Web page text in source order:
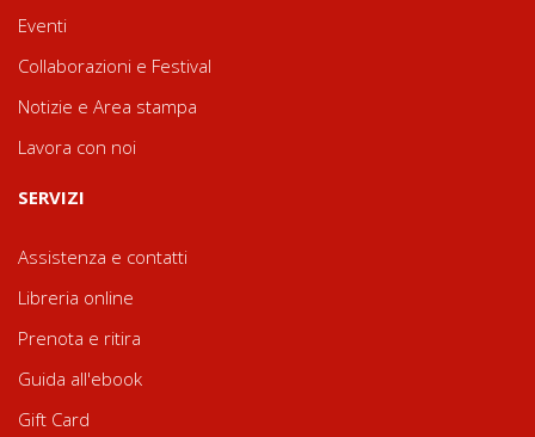
Eventi
Collaborazioni e Festival
Notizie e Area stampa
Lavora con noi
SERVIZI
Assistenza e contatti
Libreria online
Prenota e ritira
Guida all'ebook
Gift Card